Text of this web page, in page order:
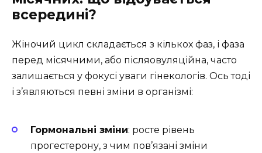
всередині?
Жіночий цикл складається з кількох фаз, і фаза
перед місячними, або післяовуляційна, часто
залишається у фокусі уваги гінекологів. Ось тоді
і з’являються певні зміни в організмі:
Гормональні зміни: росте рівень
прогестерону, з чим пов’язані зміни